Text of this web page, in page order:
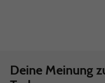
Deine Meinung